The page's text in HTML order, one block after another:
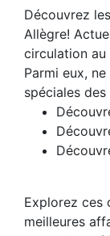
Découvrez
Allègre!
circulation au
Parmi eux,
spéciales
Explorez ces
meilleures